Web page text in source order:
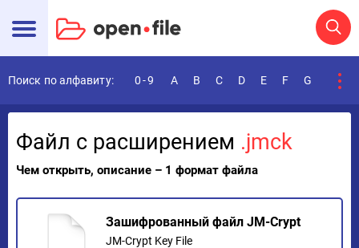
Поиск по алфавиту: 0-9 A B C D E F G
Файл с расширением .jmck
Чем открыть, описание – 1 формат файла
Зашифрованный файл JM-Crypt
JM-Crypt Key File